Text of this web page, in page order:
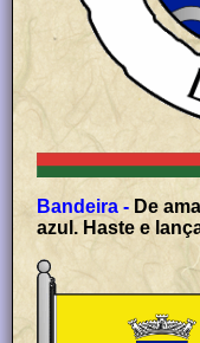
Bandeira - De
azul. Haste e